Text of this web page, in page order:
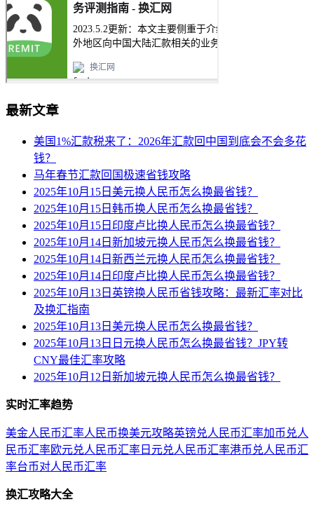
最新文章
美国1%汇款税来了：2026年汇款回中国到底会不会多花
钱？
马年春节汇款回国极速省钱攻略
2025年10月15日美元换人民币怎么换最省钱？
2025年10月15日韩币换人民币怎么换最省钱？
2025年10月15日印度卢比换人民币怎么换最省钱？
2025年10月14日新加坡元换人民币怎么换最省钱？
2025年10月14日新西兰元换人民币怎么换最省钱？
2025年10月14日印度卢比换人民币怎么换最省钱？
2025年10月13日英镑换人民币省钱攻略：最新汇率对比
及换汇指南
2025年10月13日美元换人民币怎么换最省钱？
2025年10月13日日元换人民币怎么换最省钱？JPY转
CNY最佳汇率攻略
2025年10月12日新加坡元换人民币怎么换最省钱？
实时汇率趋势
美金人民币汇率人民币换美元攻略英镑兑人民币汇率加币兑人
民币汇率欧元兑人民币汇率 日元兑人民币汇率港币兑人民币汇
率台币对人民币汇率
换汇攻略大全